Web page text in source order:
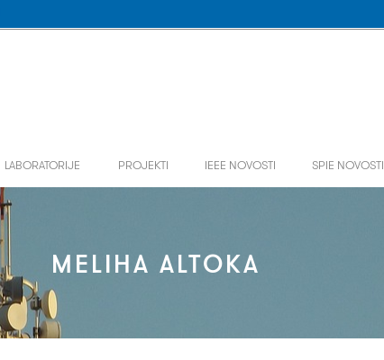
LABORATORIJE PROJEKTI IEEE NOVOSTI SPIE NOVOSTI
MELIHA ALTOKA